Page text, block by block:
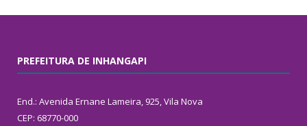
PREFEITURA DE INHANGAPI
End.: Avenida Ernane Lameira, 925, Vila Nova
CEP: 68770-000